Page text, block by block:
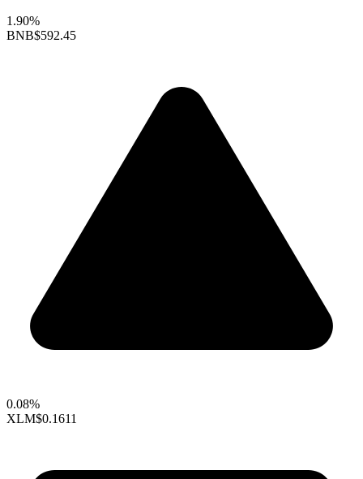
1.90%
BNB$592.45
0.08%
XLM$0.1611